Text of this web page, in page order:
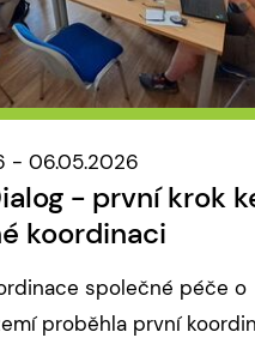
- 06.05.2026
- první krok
koordinaci
společné péče o
proběhla první